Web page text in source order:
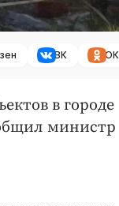
ВК ОК
в городе
министр